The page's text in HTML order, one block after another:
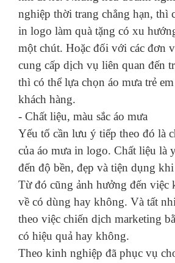
nghiệp thời trang chẳng hạn, thì
in logo làm quà tặng có xu
một chút. Hoặc đối với các đơn
cung cấp dịch vụ liên quan đến
thì có thể lựa chọn áo mưa trẻ
khách hàng.
- Chất liệu, màu sắc áo mưa
Yếu tố cần lưu ý tiếp theo đó là
của áo mưa in logo. Chất liệu là
đến độ bền, đẹp và tiện dụng
Từ đó cũng ảnh hưởng đến việc
về có dùng hay không. Và tất
theo việc chiến dịch marketing
có hiệu quả hay không.
Theo kinh nghiệp đã phục vụ